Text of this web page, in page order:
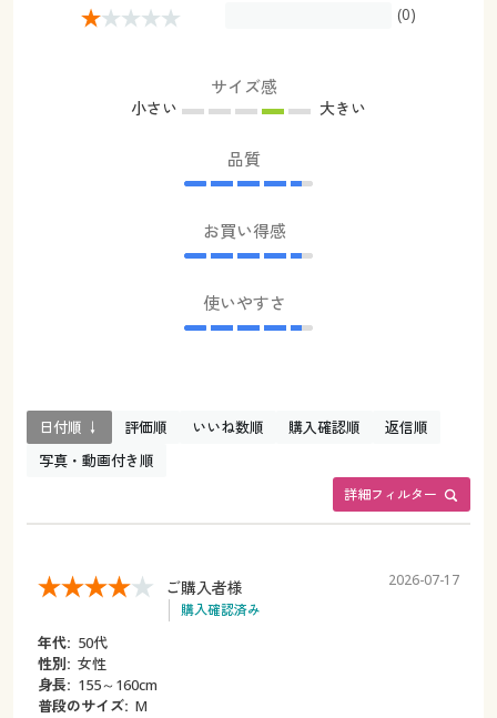
(0)
サイズ感
小さい 大きい
品質
お買い得感
使いやすさ
詳細フィルター
日付順 ↓ 評価順 いいね数順 購入確認順
返信順
写真・動画付き順
ご購入者様
購入確認済み
2026-07-17
年代: 50代
性別: 女性
身長: 155～160cm
普段のサイズ: M